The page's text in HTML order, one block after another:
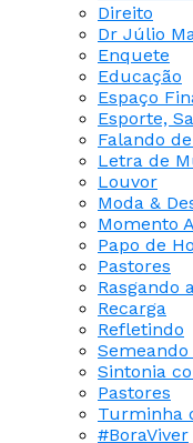
Direito
Dr Júlio
Enquete
Educação
Espaço
Esporte,
Falando
Letra de
Louvor
Moda &
Momento
Papo de
Pastores
Rasgando
Recarga
Refletindo
Sintonia
Pastores
Turminha
#BoraViver